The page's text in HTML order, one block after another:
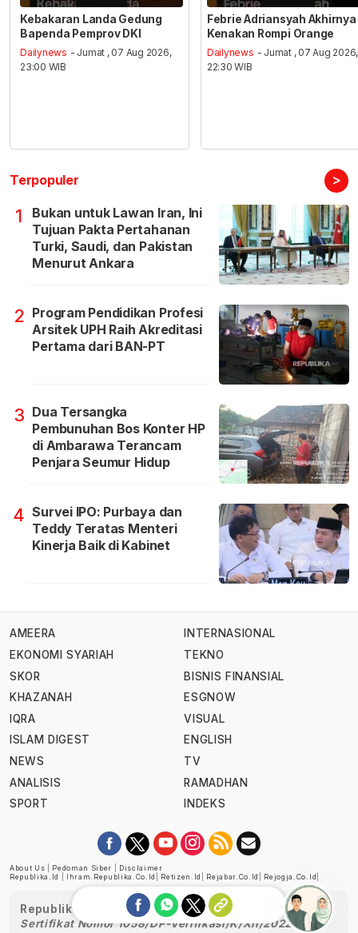
Kebakaran Landa Gedung
Bapenda Pemprov DKI
Dailynews - Jumat , 07 Aug 2026,
23:00 WIB
Febrie Adriansyah Akhirnya
Kenakan Rompi Orange
Dailynews - Jumat , 07 Aug 2026,
22:30 WIB
Terpopuler >
1
Bukan untuk Lawan Iran, Ini
Tujuan Pakta Pertahanan
Turki, Saudi, dan Pakistan
Menurut Ankara
2 Program Pendidikan Profesi
Arsitek UPH Raih Akreditasi
Pertama dari BAN-PT
3 Dua Tersangka
Pembunuhan Bos Konter HP
di Ambarawa Terancam
Penjara Seumur Hidup
4 Survei IPO: Purbaya dan
Teddy Teratas Menteri
Kinerja Baik di Kabinet
AMEERA
EKONOMI SYARIAH
SKOR
KHAZANAH
IQRA
ISLAM DIGEST
NEWS
ANALISIS
SPORT
INTERNASIONAL
TEKNO
BISNIS FINANSIAL
ESGNOW
VISUAL
ENGLISH
TV
RAMADHAN
INDEKS
About Us Pedoman Siber
Disclaimer
Republika.id
Ihram.republika.co.id Retizen.id Rejabar.co.id Rejogja.co.id
Republika telah diverifikasi oleh Dewan Pers
Sertifikat Nomor 1058/DP-Verifikasi/K/XII/2022